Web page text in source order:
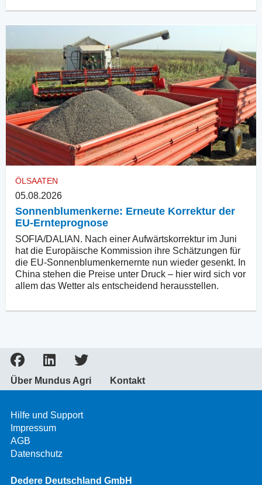
ÖLSAATEN
05.08.2026
Sonnenblumenkerne: Erneute Korrektur der
EU-Ernteprognose
SOFIA/DALIAN. Nach einer Aufwärtskorrektur im Juni
hat die Europäische Kommission ihre Schätzungen für
die EU-Sonnenblumenkernernte nun wieder gesenkt. In
China stehen die Preise unter Druck – hier wird sich vor
allem das Wetter als entscheidend herausstellen.
Über Mundus Agri Kontakt
Hilfe und Support
Impressum
AGB
Datenschutz
Dedere Deutschland GmbH